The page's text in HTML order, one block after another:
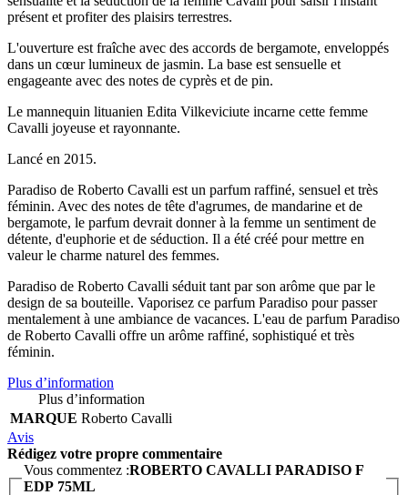
présent et profiter des plaisirs terrestres.
L'ouverture est fraîche avec des accords de bergamote, enveloppés
dans un cœur lumineux de jasmin. La base est sensuelle et
engageante avec des notes de cyprès et de pin.
Le mannequin lituanien Edita Vilkeviciute incarne cette femme
Cavalli joyeuse et rayonnante.
Lancé en 2015.
Paradiso de Roberto Cavalli est un parfum raffiné, sensuel et très
féminin. Avec des notes de tête d'agrumes, de mandarine et de
bergamote, le parfum devrait donner à la femme un sentiment de
détente, d'euphorie et de séduction. Il a été créé pour mettre en
valeur le charme naturel des femmes.
Paradiso de Roberto Cavalli séduit tant par son arôme que par le
design de sa bouteille. Vaporisez ce parfum Paradiso pour passer
mentalement à une ambiance de vacances. L'eau de parfum Paradiso
de Roberto Cavalli offre un arôme raffiné, sophistiqué et très
féminin.
Plus d’information
Plus d’information
MARQUE Roberto Cavalli
Avis
Rédigez votre propre commentaire
Vous commentez :ROBERTO CAVALLI PARADISO F
EDP 75ML